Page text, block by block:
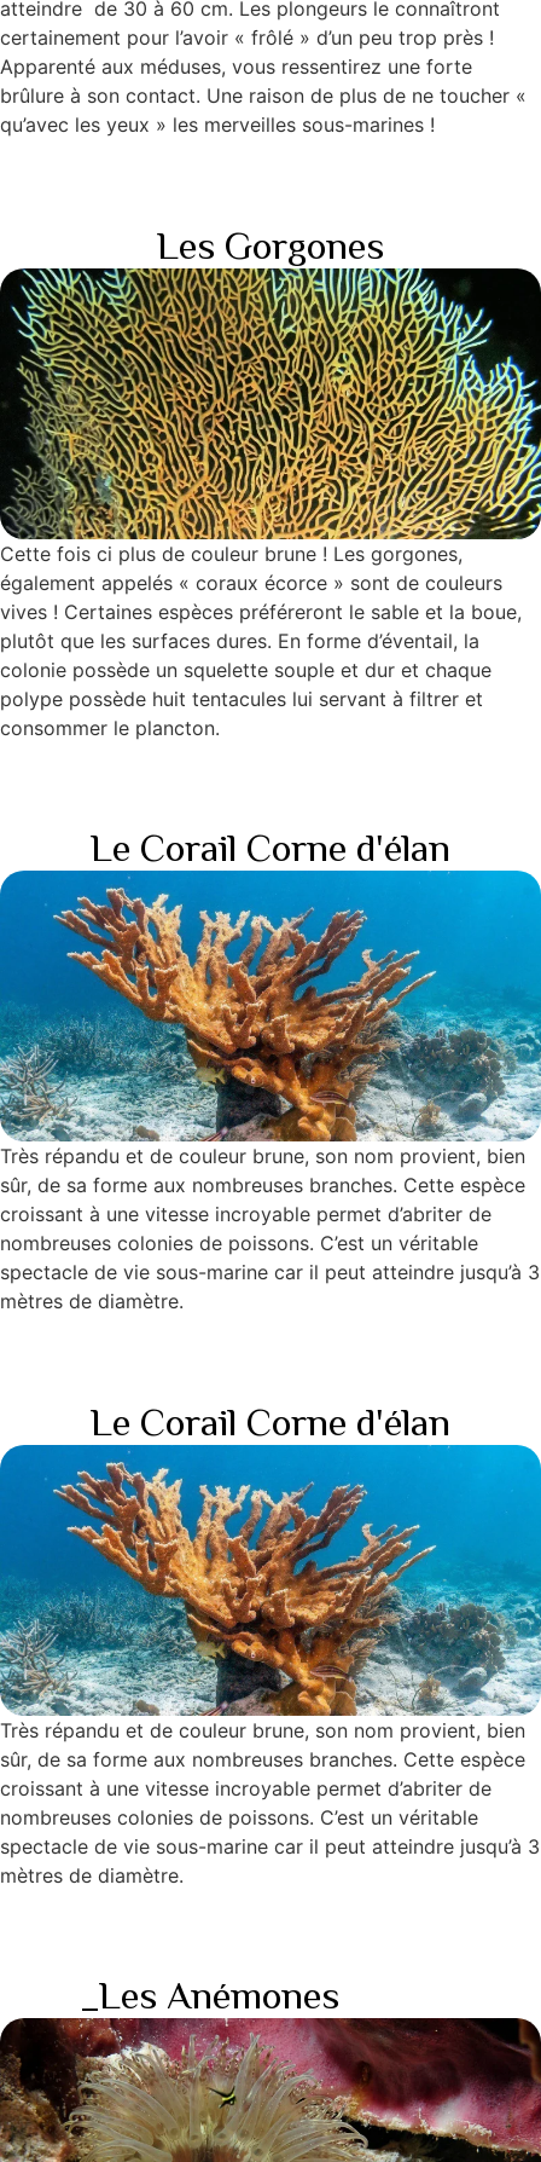
atteindre de 30 à 60 cm. Les plongeurs le connaîtront
certainement pour l’avoir « frôlé » d’un peu trop près !
Apparenté aux méduses, vous ressentirez une forte
brûlure à son contact. Une raison de plus de ne toucher «
qu’avec les yeux » les merveilles sous-marines !
Les Gorgones
Cette fois ci plus de couleur brune ! Les gorgones,
également appelés « coraux écorce » sont de couleurs
vives ! Certaines espèces préféreront le sable et la boue,
plutôt que les surfaces dures. En forme d’éventail, la
colonie possède un squelette souple et dur et chaque
polype possède huit tentacules lui servant à filtrer et
consommer le plancton.
Le Corail Corne d'élan
Très répandu et de couleur brune, son nom provient, bien
sûr, de sa forme aux nombreuses branches. Cette espèce
croissant à une vitesse incroyable permet d’abriter de
nombreuses colonies de poissons. C’est un véritable
spectacle de vie sous-marine car il peut atteindre jusqu’à 3
mètres de diamètre.
Le Corail Corne d'élan
Très répandu et de couleur brune, son nom provient, bien
sûr, de sa forme aux nombreuses branches. Cette espèce
croissant à une vitesse incroyable permet d’abriter de
nombreuses colonies de poissons. C’est un véritable
spectacle de vie sous-marine car il peut atteindre jusqu’à 3
mètres de diamètre.
_Les Anémones